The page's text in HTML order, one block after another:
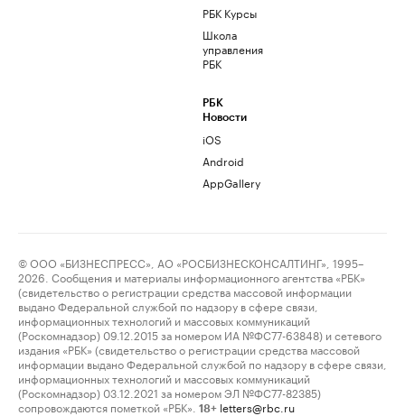
РБК Курсы
Школа
управления
РБК
РБК
Новости
iOS
Android
AppGallery
© ООО «БИЗНЕСПРЕСС», АО «РОСБИЗНЕСКОНСАЛТИНГ», 1995–
2026. Сообщения и материалы информационного агентства «РБК»
(свидетельство о регистрации средства массовой информации
выдано Федеральной службой по надзору в сфере связи,
информационных технологий и массовых коммуникаций
(Роскомнадзор) 09.12.2015 за номером ИА №ФС77-63848) и сетевого
издания «РБК» (свидетельство о регистрации средства массовой
информации выдано Федеральной службой по надзору в сфере связи,
информационных технологий и массовых коммуникаций
(Роскомнадзор) 03.12.2021 за номером ЭЛ №ФС77-82385)
сопровождаются пометкой «РБК».
18+ letters@rbc.ru